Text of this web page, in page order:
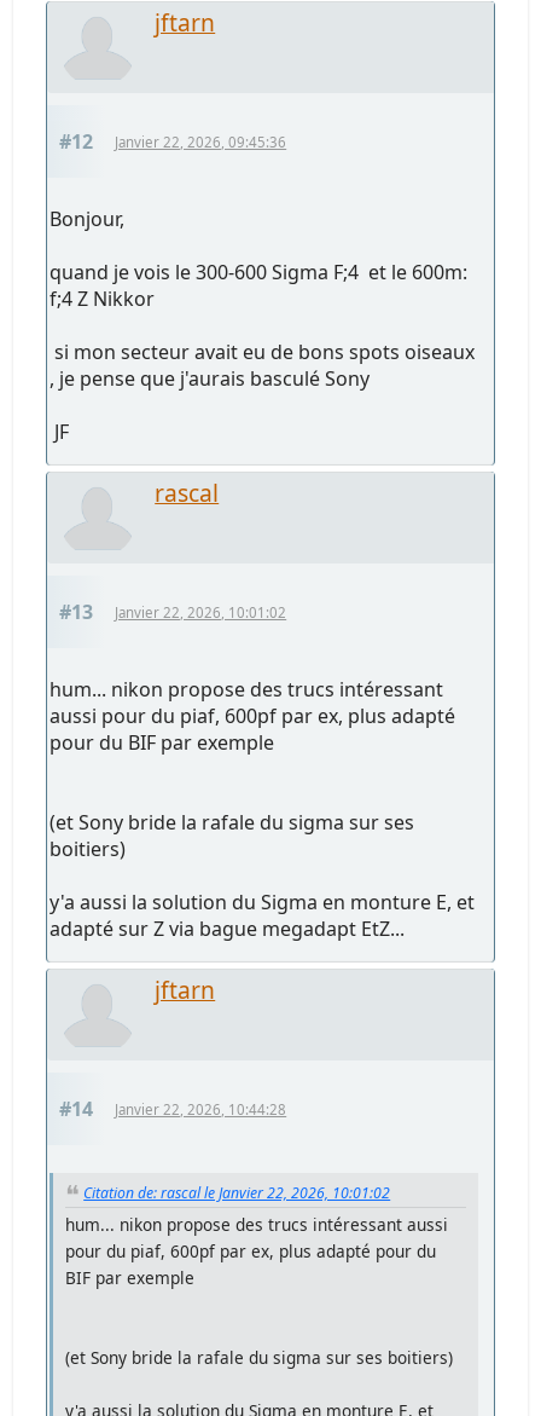
jftarn
#12 Janvier 22, 2026, 09:45:36
Bonjour,
quand je vois le 300-600 Sigma F;4 et le 600m:
f;4 Z Nikkor
si mon secteur avait eu de bons spots oiseaux
, je pense que j'aurais basculé Sony
JF
rascal
#13 Janvier 22, 2026, 10:01:02
hum... nikon propose des trucs intéressant
aussi pour du piaf, 600pf par ex, plus adapté
pour du BIF par exemple
(et Sony bride la rafale du sigma sur ses
boitiers)
y'a aussi la solution du Sigma en monture E, et
adapté sur Z via bague megadapt EtZ...
jftarn
#14 Janvier 22, 2026, 10:44:28
Citation de: rascal le Janvier 22, 2026, 10:01:02
hum... nikon propose des trucs intéressant aussi
pour du piaf, 600pf par ex, plus adapté pour du
BIF par exemple
(et Sony bride la rafale du sigma sur ses boitiers)
y'a aussi la solution du Sigma en monture E, et